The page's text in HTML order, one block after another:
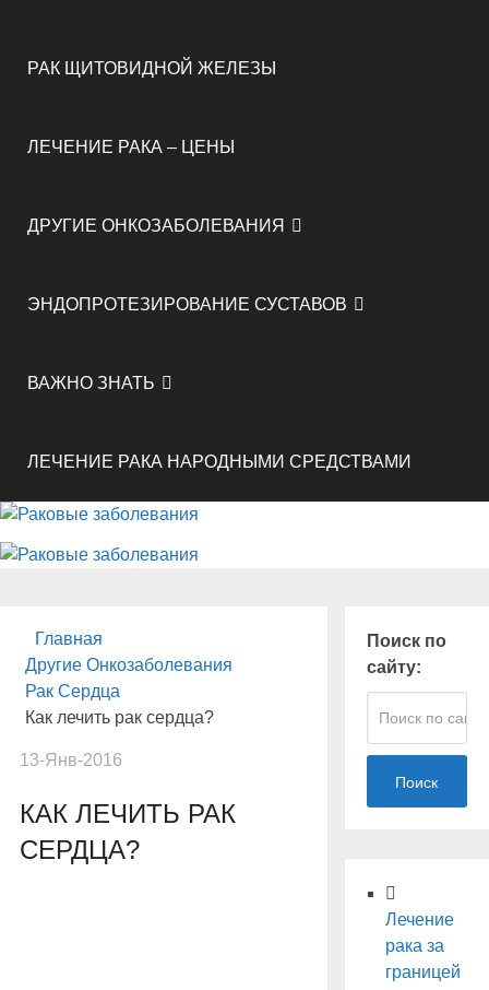
РАК ЩИТОВИДНОЙ ЖЕЛЕЗЫ
ЛЕЧЕНИЕ РАКА – ЦЕНЫ
ДРУГИЕ ОНКОЗАБОЛЕВАНИЯ
ЭНДОПРОТЕЗИРОВАНИЕ СУСТАВОВ
ВАЖНО ЗНАТЬ
ЛЕЧЕНИЕ РАКА НАРОДНЫМИ СРЕДСТВАМИ
Главная
Другие Онкозаболевания
Рак Сердца
Как лечить рак сердца?
13-Янв-2016
КАК ЛЕЧИТЬ РАК
СЕРДЦА?
Поиск по
сайту:
Поиск
Лечение
рака за
границей